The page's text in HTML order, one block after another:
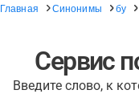
Главная Синонимы бу
Сервис
Введите слово, к